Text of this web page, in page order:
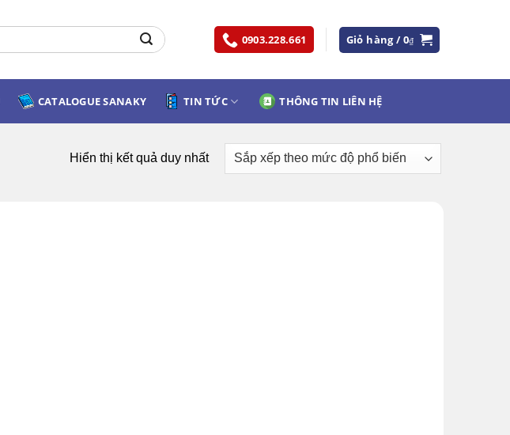
0903.228.661 Giỏ hàng /0₫
CATALOGUE SANAKY TIN TỨC THÔNG TIN LIÊN HỆ
Hiển thị kết quả duy nhất